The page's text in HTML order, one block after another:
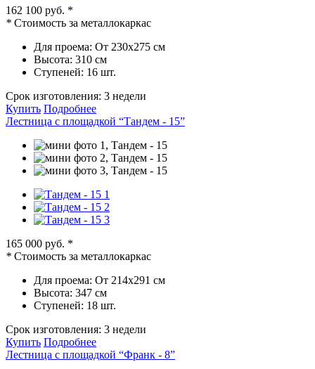
162 100 руб. *
* Стоимость за металлокаркас
Для проема: От 230х275 см
Высота: 310 см
Ступеней: 16 шт.
Срок изготовления: 3 недели
Купить Подробнее
Лестница с площадкой “Тандем - 15”
165 000 руб. *
* Стоимость за металлокаркас
Для проема: От 214х291 см
Высота: 347 см
Ступеней: 18 шт.
Срок изготовления: 3 недели
Купить Подробнее
Лестница с площадкой “Франк - 8”